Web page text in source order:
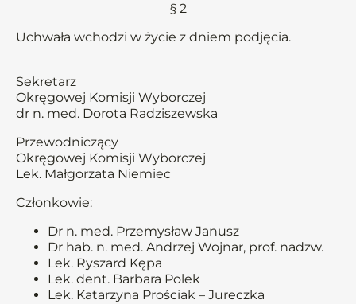
§ 2
Uchwała wchodzi w życie z dniem podjęcia.
Sekretarz
Okręgowej Komisji Wyborczej
dr n. med. Dorota Radziszewska
Przewodniczący
Okręgowej Komisji Wyborczej
Lek. Małgorzata Niemiec
Członkowie:
Dr n. med. Przemysław Janusz
Dr hab. n. med. Andrzej Wojnar, prof. nadzw.
Lek. Ryszard Kępa
Lek. dent. Barbara Polek
Lek. Katarzyna Prościak – Jureczka